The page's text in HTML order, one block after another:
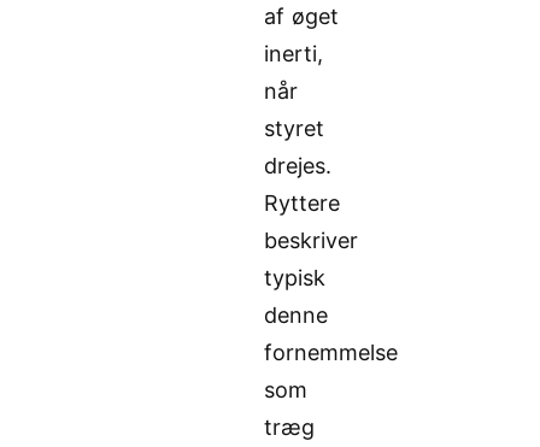
af øget
inerti,
når
styret
drejes.
Ryttere
beskriver
typisk
denne
fornemmelse
som
træg